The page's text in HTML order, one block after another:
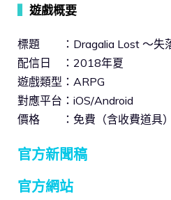
遊戲概要
標題 ：Dragalia Lost ～失
配信日 ：2018年夏
遊戲類型：ARPG
對應平台：iOS/Android
價格 ：免費（含收費道具）
官方新聞稿
官方網站